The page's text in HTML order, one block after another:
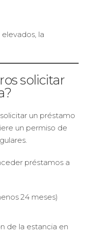
la
solicitar
un préstamo
un permiso de
préstamos a
24 meses)
de la estancia en